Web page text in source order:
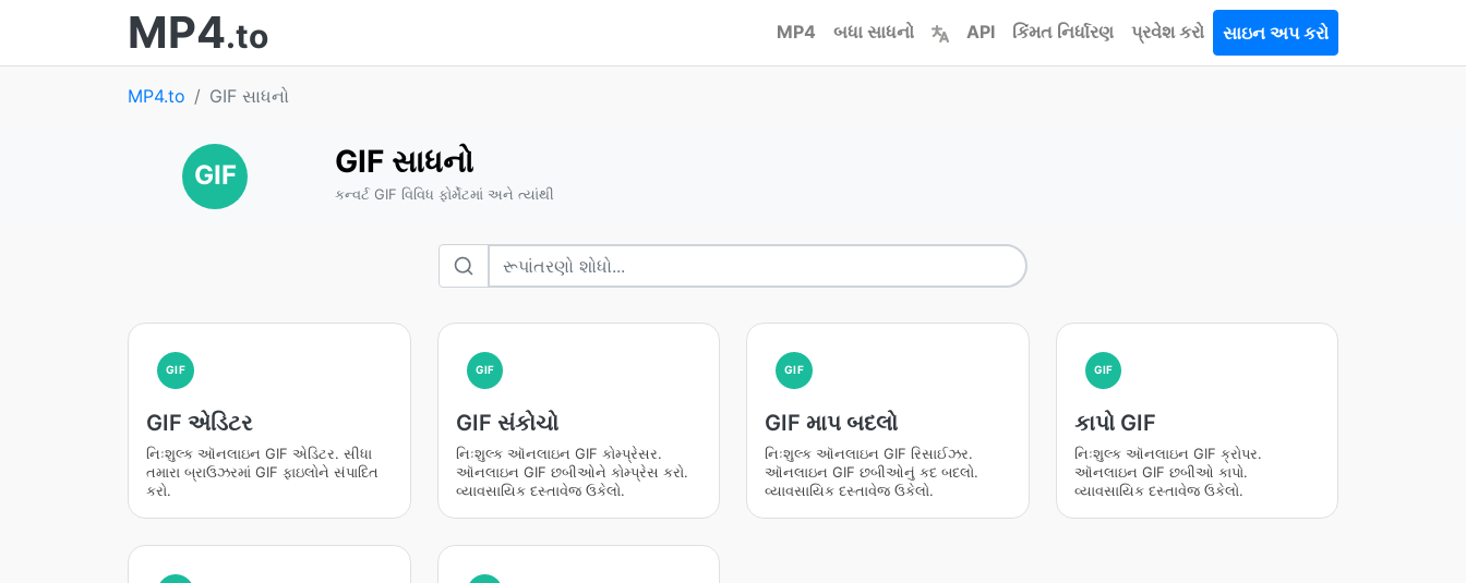
MP4.to MP4 બધા સાધનો API કિંમત નિર્ધારણ પ્રવેશ કરો સાઇન અપ કરો
MP4.to GIF સાધનો
GIF GIF સાધનો
કન્વર્ટ GIF વિવિધ ફોર્મેટમાં અને ત્યાંથી
GIF
GIF એડિટર
નિઃશુલ્ક ઑનલાઇન GIF એડિટર. સીધા
તમારા બ્રાઉઝરમાં GIF ફાઇલોને સંપાદિત
કરો.
GIF
GIF સંકોચો
નિઃશુલ્ક ઑનલાઇન GIF કોમ્પ્રેસર.
ઑનલાઇન GIF છબીઓને કોમ્પ્રેસ કરો.
વ્યાવસાયિક દસ્તાવેજ ઉકેલો.
GIF
GIF માપ બદલો
નિઃશુલ્ક ઑનલાઇન GIF રિસાઈઝર.
ઑનલાઇન GIF છબીઓનું કદ બદલો.
વ્યાવસાયિક દસ્તાવેજ ઉકેલો.
GIF
કાપો GIF
નિઃશુલ્ક ઑનલાઇન GIF ક્રોપર.
ઑનલાઇન GIF છબીઓ કાપો.
વ્યાવસાયિક દસ્તાવેજ ઉકેલો.